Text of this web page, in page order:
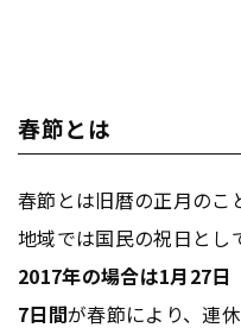
春節とは
春節とは旧暦の正月のこ
地域では国民の祝日とし
2017年の場合は1月27日
7日間が春節により、連休